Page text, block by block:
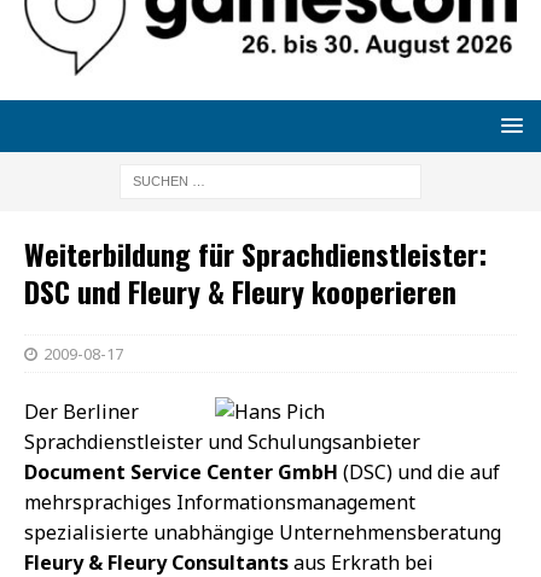
Weiterbildung für Sprachdienstleister:
DSC und Fleury & Fleury kooperieren
2009-08-17
Der Berliner
Sprachdienstleister und Schulungsanbieter
Document Service Center GmbH (DSC) und die auf
mehrsprachiges Informationsmanagement
spezialisierte unabhängige Unternehmensberatung
Fleury & Fleury Consultantsaus Erkrath bei